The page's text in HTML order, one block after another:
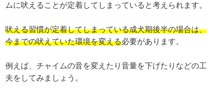
ムに吠えることが定着してしまっていると考えられます。
吠える習慣が定着してしまっている成犬期後半の場合は、
今までの吠えていた環境を変える必要があります。
例えば、チャイムの音を変えたり音量を下げたりなどの工
夫をしてみましょう。